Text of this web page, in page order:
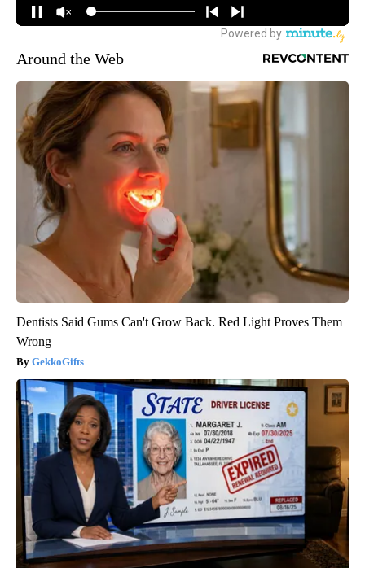
Around the Web
Dentists Said Gums Can't Grow Back. Red Light Proves Them
Wrong
GekkoGifts